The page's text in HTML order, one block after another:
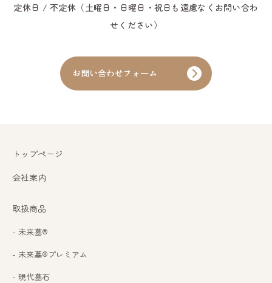
定休日 / 不定休（土曜日・日曜日・祝日も遠慮なくお問い合わ
せください）
お問い合わせフォーム
トップページ
会社案内
取扱商品
- 未来墓®
- 未来墓®プレミアム
- 現代墓石